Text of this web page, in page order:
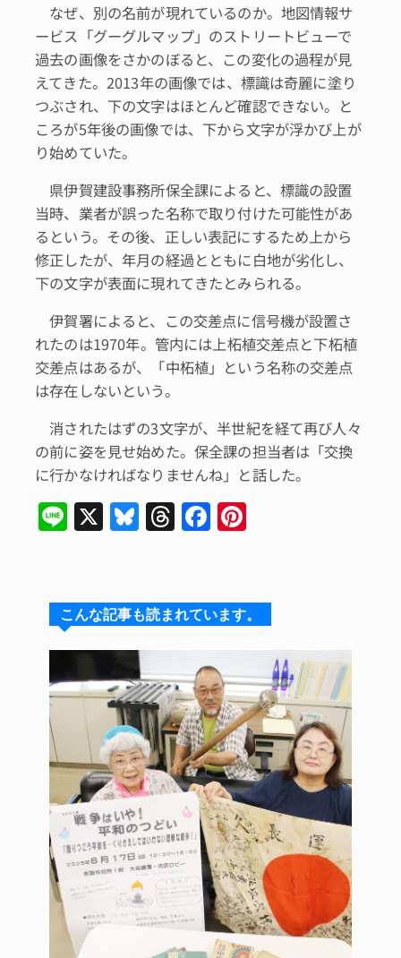
なぜ、別の名前が現れているのか。地図情報サ
ービス「グーグルマップ」のストリートビューで
過去の画像をさかのぼると、この変化の過程が見
えてきた。2013年の画像では、標識は奇麗に塗り
つぶされ、下の文字はほとんど確認できない。と
ころが5年後の画像では、下から文字が浮かび上が
り始めていた。
県伊賀建設事務所保全課によると、標識の設置
当時、業者が誤った名称で取り付けた可能性があ
るという。その後、正しい表記にするため上から
修正したが、年月の経過とともに白地が劣化し、
下の文字が表面に現れてきたとみられる。
伊賀署によると、この交差点に信号機が設置さ
れたのは1970年。管内には上柘植交差点と下柘植
交差点はあるが、「中柘植」という名称の交差点
は存在しないという。
消されたはずの3文字が、半世紀を経て再び人々
の前に姿を見せ始めた。保全課の担当者は「交換
に行かなければなりませんね」と話した。
Li X Bl
s
k
y
T
a
d
F
e
b
o
o
k
re
st
こんな記事も読まれています。